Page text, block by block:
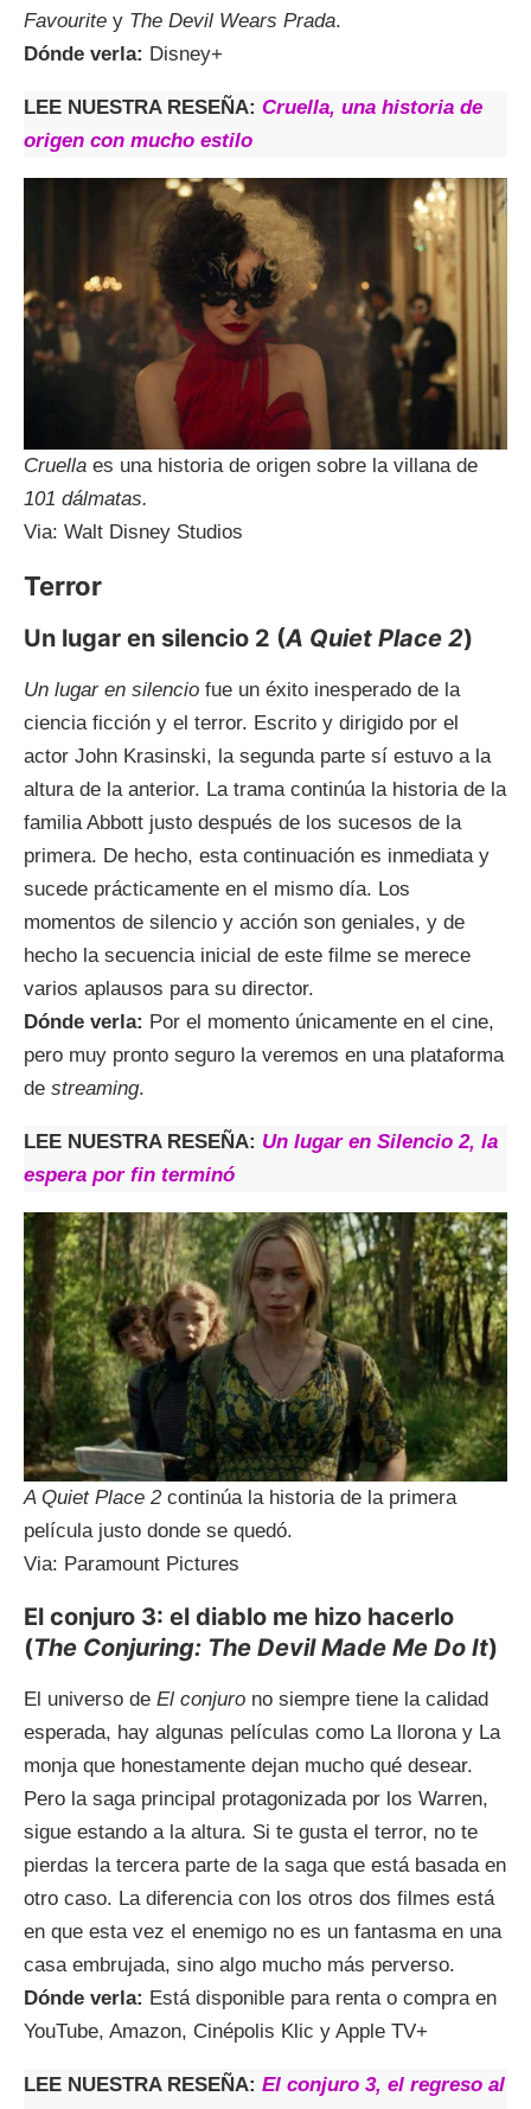
Favourite y The Devil Wears Prada.
Dónde verla: Disney+
LEE NUESTRA RESEÑA: Cruella, una historia de
origen con mucho estilo
Cruella es una historia de origen sobre la villana de
101 dálmatas.
Via: Walt Disney Studios
Terror
Un lugar en silencio 2 (A Quiet Place 2)
Un lugar en silencio fue un éxito inesperado de la
ciencia ficción y el terror. Escrito y dirigido por el
actor John Krasinski, la segunda parte sí estuvo a la
altura de la anterior. La trama continúa la historia de la
familia Abbott justo después de los sucesos de la
primera. De hecho, esta continuación es inmediata y
sucede prácticamente en el mismo día. Los
momentos de silencio y acción son geniales, y de
hecho la secuencia inicial de este filme se merece
varios aplausos para su director.
Dónde verla: Por el momento únicamente en el cine,
pero muy pronto seguro la veremos en una plataforma
de streaming.
LEE NUESTRA RESEÑA: Un lugar en Silencio 2, la
espera por fin terminó
A Quiet Place 2continúa la historia de la primera
película justo donde se quedó.
Via: Paramount Pictures
El conjuro 3: el diablo me hizo hacerlo
(The Conjuring: The Devil Made Me Do It)
El universo de El conjuro no siempre tiene la calidad
esperada, hay algunas películas como La llorona y La
monja que honestamente dejan mucho qué desear.
Pero la saga principal protagonizada por los Warren,
sigue estando a la altura. Si te gusta el terror, no te
pierdas la tercera parte de la saga que está basada en
otro caso. La diferencia con los otros dos filmes está
en que esta vez el enemigo no es un fantasma en una
casa embrujada, sino algo mucho más perverso.
Dónde verla: Está disponible para renta o compra en
YouTube, Amazon, Cinépolis Klic y Apple TV+
LEE NUESTRA RESEÑA: El conjuro 3, el regreso al